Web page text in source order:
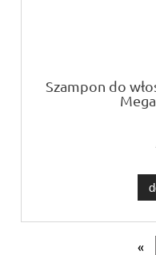
Szampon do
«